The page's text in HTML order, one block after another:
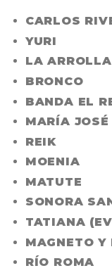
CARLOS
YURI
LA
BRONCO
BANDA EL
MARÍA JOSÉ
REIK
MOENIA
MATUTE
SONORA
TATIANA
MAGNETO Y
RÍO ROMA